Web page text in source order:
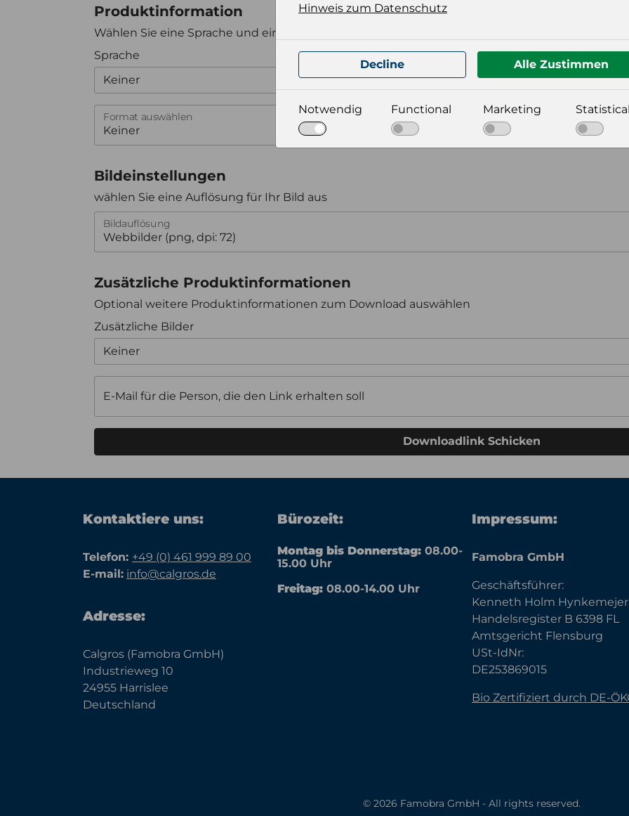
Produktinformation
Wählen Sie eine Sprache und ein Format für Ihre Produktdatei aus
Sprache
Keiner
Format auswählen
Bildeinstellungen
wählen Sie eine Auflösung für Ihr Bild aus
Bildauflösung
Zusätzliche Produktinformationen
Optional weitere Produktinformationen zum Download auswählen
Zusätzliche Bilder
Keiner
E-Mail für die Person, die den Link erhalten soll
Downloadlink Schicken
Kontaktiere uns:
Telefon: +49 (0) 461 999 89 00
E-mail: info@calgros.de
Adresse:
Calgros (Famobra GmbH)
Industrieweg 10
24955 Harrislee
Deutschland
Bürozeit:
Montag bis Donnerstag: 08.00-
15.00 Uhr
Freitag: 08.00-14.00 Uhr
Impressum:
Famobra GmbH
Geschäftsführer:
Kenneth Holm Hynkemejer
Handelsregister B 6398 FL
Amtsgericht Flensburg
USt-IdNr:
DE253869015
Bio Zertifiziert durch DE-
© 2026 Famobra GmbH - All rights reserved.
Hinweis zum Datenschutz
Decline Alle Zustimmen
Notwendig Functional Marketing